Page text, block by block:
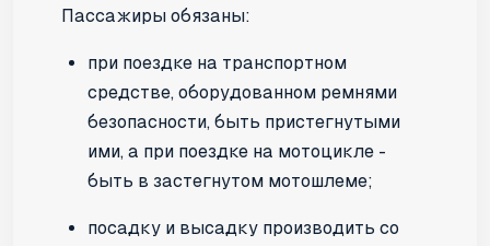
Пассажиры обязаны:
при поездке на транспортном
средстве, оборудованном ремнями
безопасности, быть пристегнутыми
ими, а при поездке на мотоцикле -
быть в застегнутом мотошлеме;
посадку и высадку производить со